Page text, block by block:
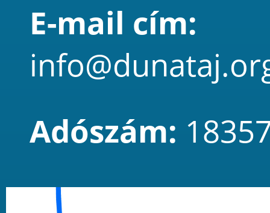
E-mail cím:
Adószám: